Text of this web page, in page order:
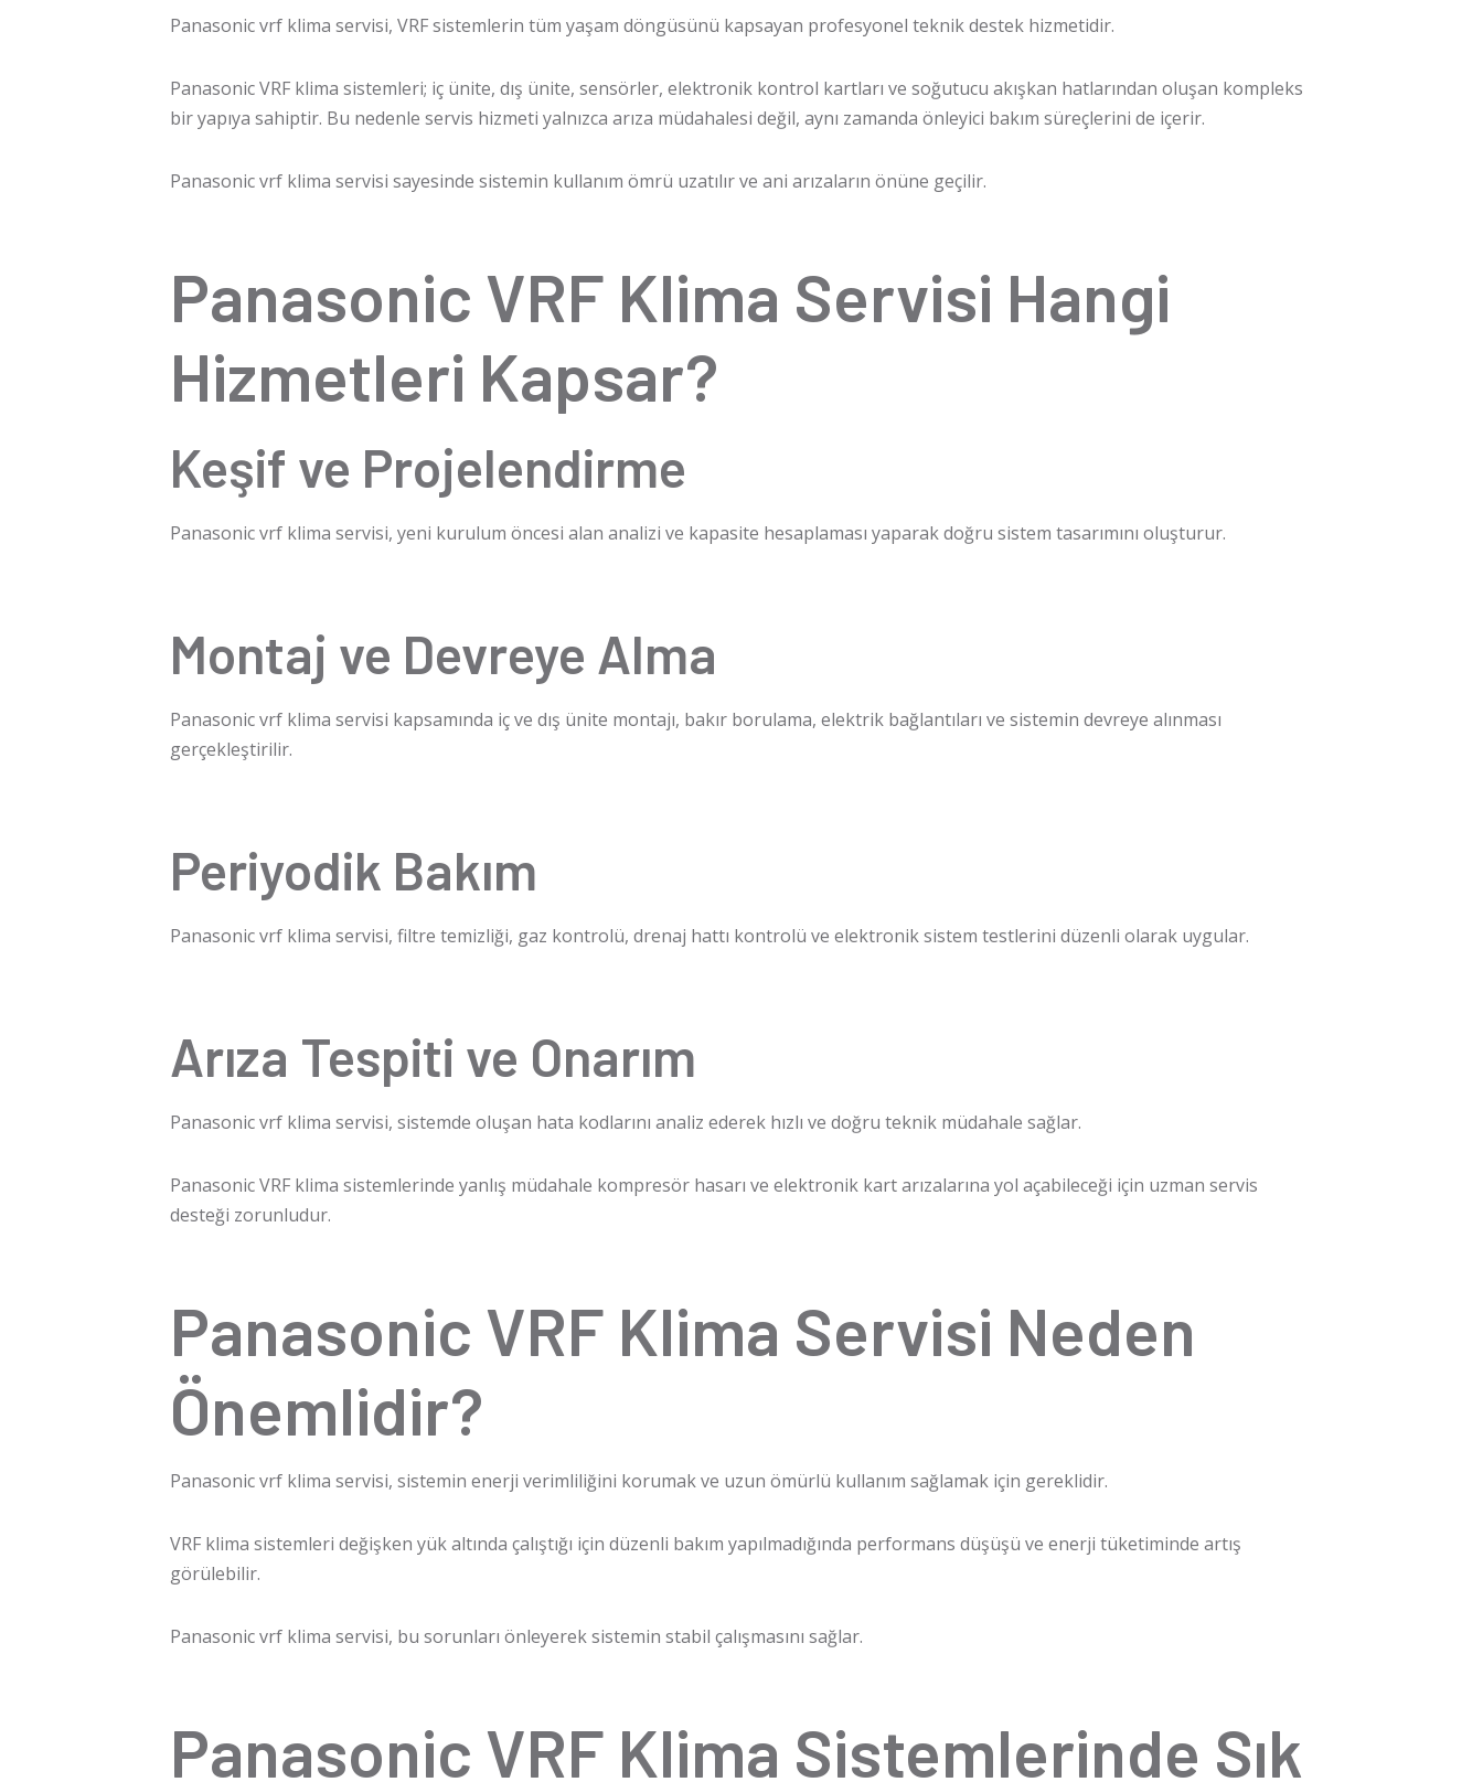
Panasonic vrf klima servisi, VRF sistemlerin tüm yaşam döngüsünü kapsayan profesyonel teknik destek hizmetidir.
Panasonic VRF klima sistemleri; iç ünite, dış ünite, sensörler, elektronik kontrol kartları ve soğutucu akışkan hatlarından oluşan kompleks
bir yapıya sahiptir. Bu nedenle servis hizmeti yalnızca arıza müdahalesi değil, aynı zamanda önleyici bakım süreçlerini de içerir.
Panasonic vrf klima servisi sayesinde sistemin kullanım ömrü uzatılır ve ani arızaların önüne geçilir.
Panasonic VRF Klima Servisi Hangi
Hizmetleri Kapsar?
Keşif ve Projelendirme
Panasonic vrf klima servisi, yeni kurulum öncesi alan analizi ve kapasite hesaplaması yaparak doğru sistem tasarımını oluşturur.
Montaj ve Devreye Alma
Panasonic vrf klima servisi kapsamında iç ve dış ünite montajı, bakır borulama, elektrik bağlantıları ve sistemin devreye alınması
gerçekleştirilir.
Periyodik Bakım
Panasonic vrf klima servisi, filtre temizliği, gaz kontrolü, drenaj hattı kontrolü ve elektronik sistem testlerini düzenli olarak uygular.
Arıza Tespiti ve Onarım
Panasonic vrf klima servisi, sistemde oluşan hata kodlarını analiz ederek hızlı ve doğru teknik müdahale sağlar.
Panasonic VRF klima sistemlerinde yanlış müdahale kompresör hasarı ve elektronik kart arızalarına yol açabileceği için uzman servis
desteği zorunludur.
Panasonic VRF Klima Servisi Neden
Önemlidir?
Panasonic vrf klima servisi, sistemin enerji verimliliğini korumak ve uzun ömürlü kullanım sağlamak için gereklidir.
VRF klima sistemleri değişken yük altında çalıştığı için düzenli bakım yapılmadığında performans düşüşü ve enerji tüketiminde artış
görülebilir.
Panasonic vrf klima servisi, bu sorunları önleyerek sistemin stabil çalışmasını sağlar.
Panasonic VRF Klima Sistemlerinde Sık